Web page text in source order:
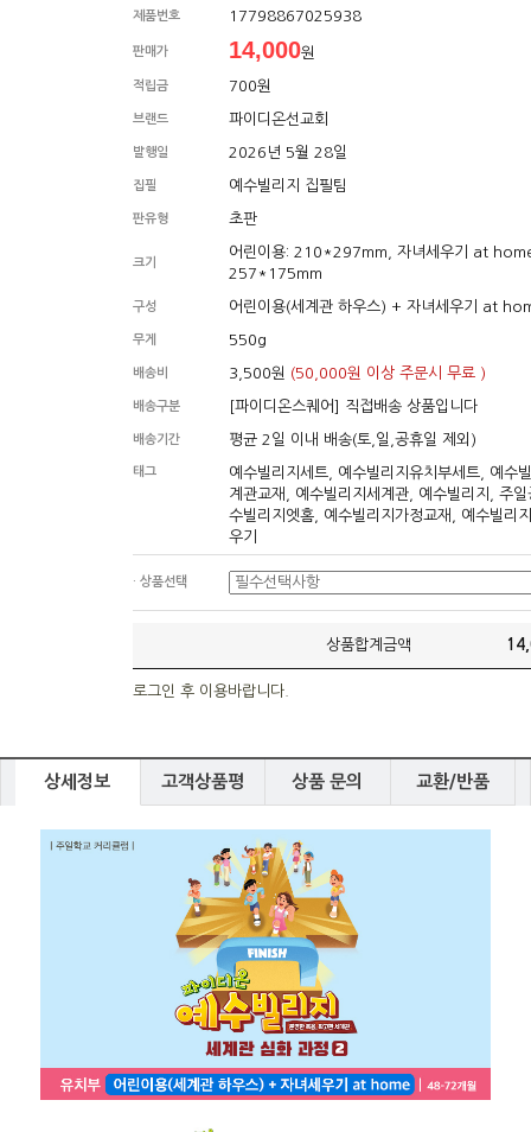
제품번호 17798867025938
판매가 14,000원
적립금 700원
브랜드 파이디온선교회
발행일 2026년 5월 28일
집필 예수빌리지 집필팀
판유형 초판
크기
어린이용: 210*297mm, 자녀세우기 at
257*175mm
구성 어린이용(세계관 하우스) + 자녀세우기 at
무게 550g
배송비 3,500원 (50,000원 이상 주문시 무료 )
배송구분 [파이디온스퀘어] 직접배송 상품입니다
배송기간 평균 2일 이내 배송(토,일,공휴일 제외)
태그
예수빌리지세트, 예수빌리지유치부세트, 예수
계관교재, 예수빌리지세계관, 예수빌리지, 주
수빌리지엣홈, 예수빌리지가정교재, 예수빌리
우기
· 상품선택
상품합계금액
로그인 후 이용바랍니다.
상세정보 고객상품평 상품 문의 교환/반품